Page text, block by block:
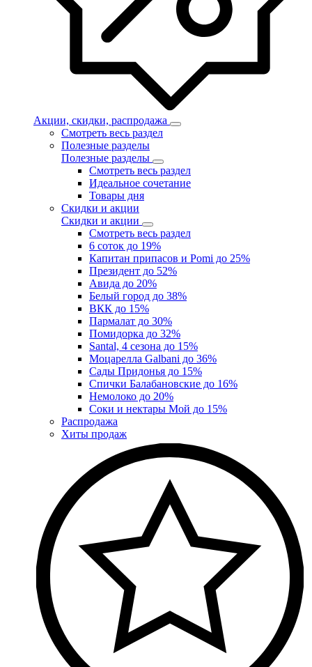
Акции, скидки, распродажа
Смотреть весь раздел
Полезные разделы
Полезные разделы
Смотреть весь раздел
Идеальное сочетание
Товары дня
Скидки и акции
Скидки и акции
Смотреть весь раздел
6 соток до 19%
Капитан припасов и Pomi до 25%
Президент до 52%
Авида до 20%
Белый город до 38%
ВКК до 15%
Пармалат до 30%
Помидорка до 32%
Santal, 4 сезона до 15%
Моцарелла Galbani до 36%
Сады Придонья до 15%
Спички Балабановские до 16%
Немолоко до 20%
Соки и нектары Мой до 15%
Распродажа
Хиты продаж